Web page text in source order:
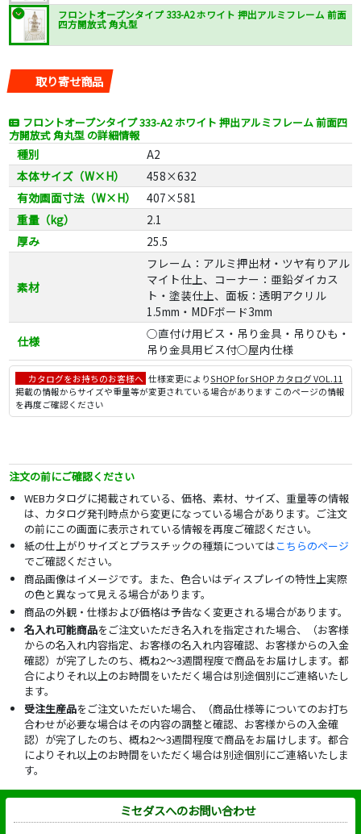
フロントオープンタイプ 333-A2 ホワイト 押出アルミフレーム 前面
四方開放式 角丸型
取り寄せ商品
フロントオープンタイプ 333-A2 ホワイト 押出アルミフレーム 前面四
方開放式 角丸型 の詳細情報
種別
A2
本体サイズ（W×H）
458×632
有効画面寸法（W×H）
407×581
重量（kg）
2.1
厚み
25.5
素材
フレーム：アルミ押出材・ツヤ有りアル
マイト仕上、コーナー：亜鉛ダイカス
ト・塗装仕上、面板：透明アクリル
1.5mm・MDFボード3mm
仕様
○直付け用ビス・吊り金具・吊りひも・
吊り金具用ビス付○屋内仕様
カタログをお持ちのお客様へ 仕様変更によりSHOP for SHOP カタログ VOL.11
掲載の情報からサイズや重量等が変更されている場合があります このページの情報
を再度ご確認ください
注文の前にご確認ください
WEBカタログに掲載されている、価格、素材、サイズ、重量等の情報
は、カタログ発刊時点から変更になっている場合があります。ご注文
の前にこの画面に表示されている情報を再度ご確認ください。
紙の仕上がりサイズとプラスチックの種類についてはこちらのページ
でご確認ください。
商品画像はイメージです。また、色合いはディスプレイの特性上実際
の色と異なって見える場合があります。
商品の外観・仕様および価格は予告なく変更される場合があります。
名入れ可能商品をご注文いただき名入れを指定された場合、（お客様
からの名入れ内容指定、お客様の名入れ内容確認、お客様からの入金
確認）が完了したのち、概ね2～3週間程度で商品をお届けします。都
合によりそれ以上のお時間をいただく場合は別途個別にご連絡いたし
ます。
受注生産品をご注文いただいた場合、（商品仕様等についてのお打ち
合わせが必要な場合はその内容の調整と確認、お客様からの入金確
認）が完了したのち、概ね2～3週間程度で商品をお届けします。都合
によりそれ以上のお時間をいただく場合は別途個別にご連絡いたしま
す。
ミセダスへのお問い合わせ